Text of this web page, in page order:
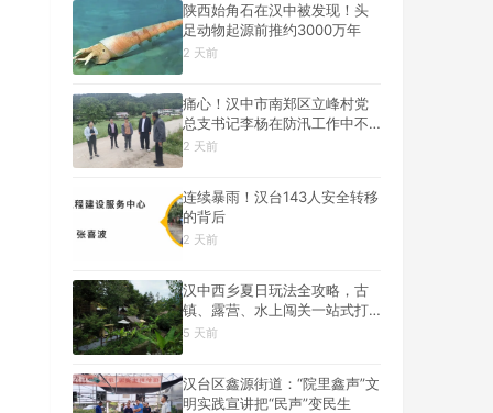
陕西始角石在汉中被发现！头
足动物起源前推约3000万年
2 天前
痛心！汉中市南郑区立峰村党
总支书记李杨在防汛工作中不
幸遇难
2 天前
连续暴雨！汉台143人安全转移
的背后
2 天前
汉中西乡夏日玩法全攻略，古
镇、露营、水上闯关一站式打
卡
5 天前
汉台区鑫源街道：“院里鑫声”文
明实践宣讲把“民声”变民生